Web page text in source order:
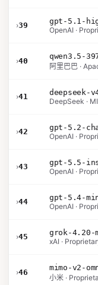
›39
gpt-5.1-
OpenAI ·
›40
qwen3.5-
阿里巴巴 ·
›41
deepseek-
DeepSeek ·
›42
gpt-5.2-
OpenAI ·
›43
gpt-5.5-
OpenAI ·
›44
gpt-5.4-
OpenAI ·
›45
xAI ·
›46
mimo-v2-
小米 ·